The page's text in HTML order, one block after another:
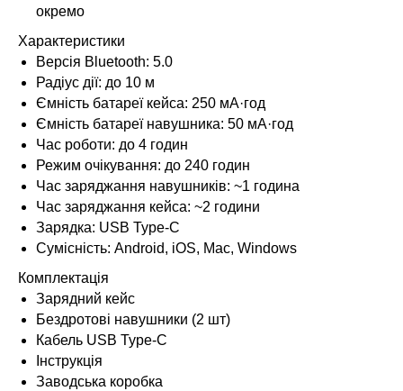
окремо
Характеристики
Версія Bluetooth: 5.0
Радіус дії: до 10 м
Ємність батареї кейса: 250 мА·год
Ємність батареї навушника: 50 мА·год
Час роботи: до 4 годин
Режим очікування: до 240 годин
Час заряджання навушників: ~1 година
Час заряджання кейса: ~2 години
Зарядка: USB Type-C
Сумісність: Android, iOS, Mac, Windows
Комплектація
Зарядний кейс
Бездротові навушники (2 шт)
Кабель USB Type-C
Інструкція
Заводська коробка